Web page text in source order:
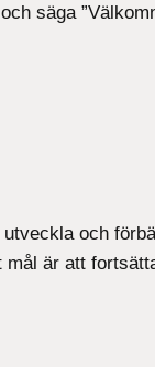
säga
och
är att